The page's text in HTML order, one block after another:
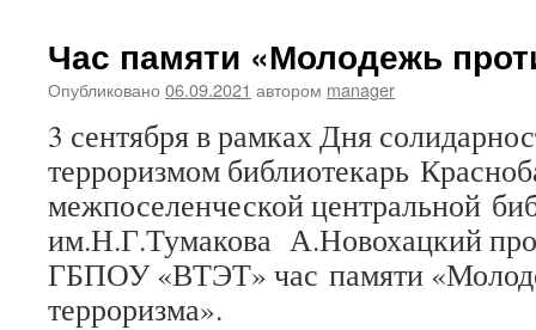
Час памяти «Молодежь
Опубликовано 06.09.2021 автором manager
3 сентября в рамках Дня
терроризмом библиотекарь
межпоселенческой центральной
им.Н.Г.Тумакова А.Новохацкий
ГБПОУ «ВТЭТ» час памяти
терроризма».